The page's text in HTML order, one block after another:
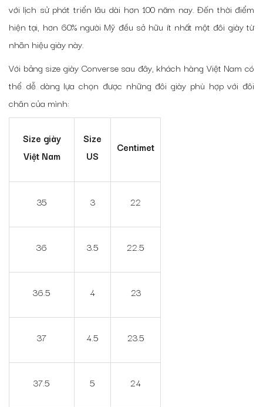
với lịch sử phát triển lâu dài hơn 100 năm nay. Đến thời điểm
hiện tại, hơn 60% người Mỹ đều sở hữu ít nhất một đôi giày từ
nhãn hiệu giày này.
Với bảng size giày Converse sau đây, khách hàng Việt Nam có
thể dễ dàng lựa chọn được những đôi giày phù hợp với đôi
chân của mình:
Size giày
Việt Nam
Size
US
Centimet
35 3 22
36 3.5 22.5
36.5 4 23
37 4.5 23.5
37.5 5 24